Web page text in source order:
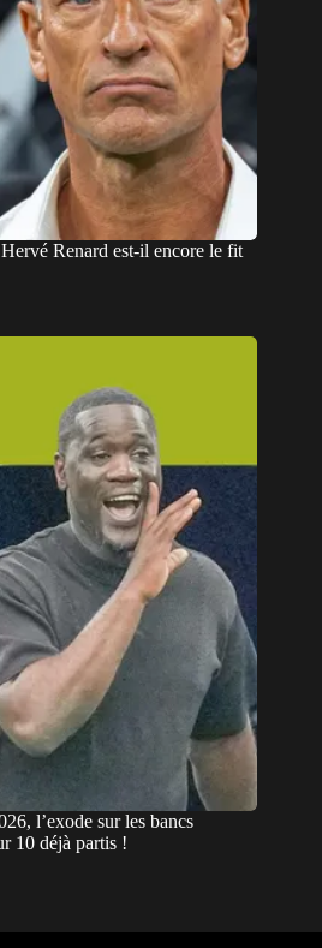
Renard est-il encore le fit
l’exode sur les bancs
10 déjà partis !